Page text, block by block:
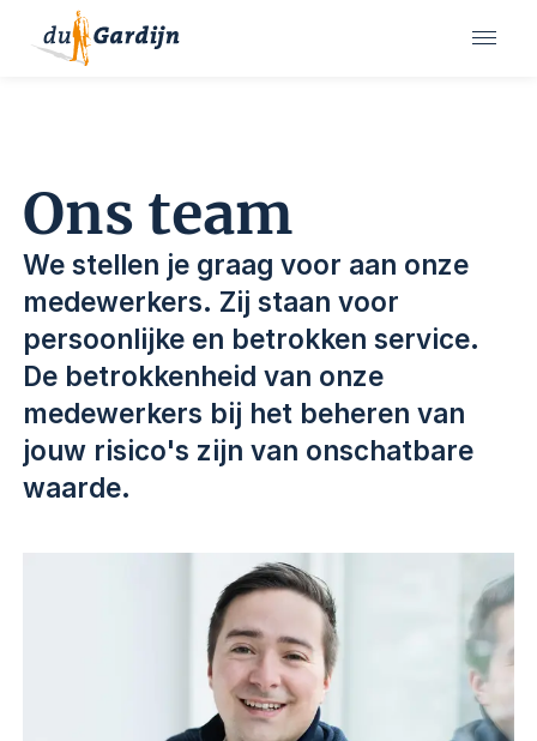
Ons team
We stellen je graag voor aan onze
medewerkers. Zij staan voor
persoonlijke en betrokken service.
De betrokkenheid van onze
medewerkers bij het beheren van
jouw risico's zijn van onschatbare
waarde.